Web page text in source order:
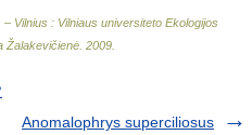
Vilnius : Vilniaus universiteto Ekologijos
Žalakevičienė 2009
Anomalophrys superciliosus